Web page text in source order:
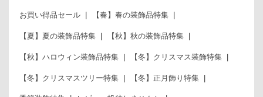
お買い得品セール 【春】春の装飾品特集
【夏】夏の装飾品特集 【秋】秋の装飾品特集
【秋】ハロウィン装飾品特集 【冬】クリスマス装飾特集
【冬】クリスマスツリー特集 【冬】正月飾り特集